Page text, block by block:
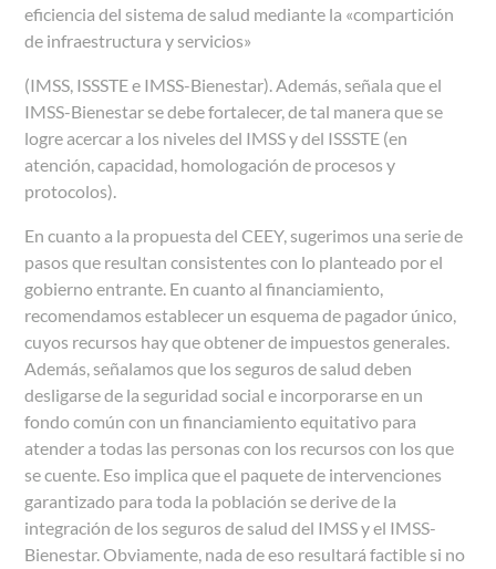
eficiencia del sistema de salud mediante la «compartición
de infraestructura y servicios»
(IMSS, ISSSTE e IMSS-Bienestar). Además, señala que el
IMSS-Bienestar se debe fortalecer, de tal manera que se
logre acercar a los niveles del IMSS y del ISSSTE (en
atención, capacidad, homologación de procesos y
protocolos).
En cuanto a la propuesta del CEEY, sugerimos una serie de
pasos que resultan consistentes con lo planteado por el
gobierno entrante. En cuanto al financiamiento,
recomendamos establecer un esquema de pagador único,
cuyos recursos hay que obtener de impuestos generales.
Además, señalamos que los seguros de salud deben
desligarse de la seguridad social e incorporarse en un
fondo común con un financiamiento equitativo para
atender a todas las personas con los recursos con los que
se cuente. Eso implica que el paquete de intervenciones
garantizado para toda la población se derive de la
integración de los seguros de salud del IMSS y el IMSS-
Bienestar. Obviamente, nada de eso resultará factible si no